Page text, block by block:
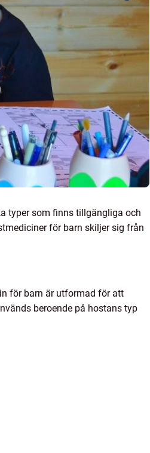
typer som finns tillgängliga och
för barn skiljer sig från
för barn är utformad för att
beroende på hostans typ